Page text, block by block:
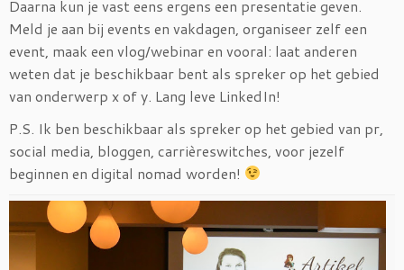
Daarna kun je vast eens ergens een presentatie geven.
Meld je aan bij events en vakdagen, organiseer zelf een
event, maak een vlog/webinar en vooral: laat anderen
weten dat je beschikbaar bent als spreker op het gebied
van onderwerp x of y. Lang leve LinkedIn!
P.S. Ik ben beschikbaar als spreker op het gebied van pr,
social media, bloggen, carrièreswitches, voor jezelf
beginnen en digital nomad worden!